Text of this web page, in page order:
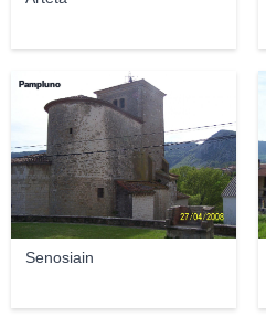
Senosiain
Pampluno